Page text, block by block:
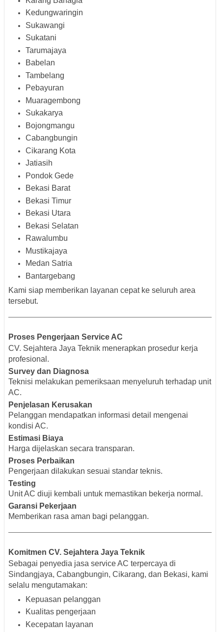
Kedungwaringin
Sukawangi
Sukatani
Tarumajaya
Babelan
Tambelang
Pebayuran
Muaragembong
Sukakarya
Bojongmangu
Cabangbungin
Cikarang Kota
Jatiasih
Pondok Gede
Bekasi Barat
Bekasi Timur
Bekasi Utara
Bekasi Selatan
Rawalumbu
Mustikajaya
Medan Satria
Bantargebang
Kami siap memberikan layanan cepat ke seluruh area
tersebut.
Proses Pengerjaan Service AC
CV. Sejahtera Jaya Teknik menerapkan prosedur kerja
profesional.
Survey dan Diagnosa
Teknisi melakukan pemeriksaan menyeluruh terhadap unit
AC.
Penjelasan Kerusakan
Pelanggan mendapatkan informasi detail mengenai
kondisi AC.
Estimasi Biaya
Harga dijelaskan secara transparan.
Proses Perbaikan
Pengerjaan dilakukan sesuai standar teknis.
Testing
Unit AC diuji kembali untuk memastikan bekerja normal.
Garansi Pekerjaan
Memberikan rasa aman bagi pelanggan.
Komitmen CV. Sejahtera Jaya Teknik
Sebagai penyedia jasa service AC terpercaya di
Sindangjaya, Cabangbungin, Cikarang, dan Bekasi, kami
selalu mengutamakan:
Kepuasan pelanggan
Kualitas pengerjaan
Kecepatan layanan